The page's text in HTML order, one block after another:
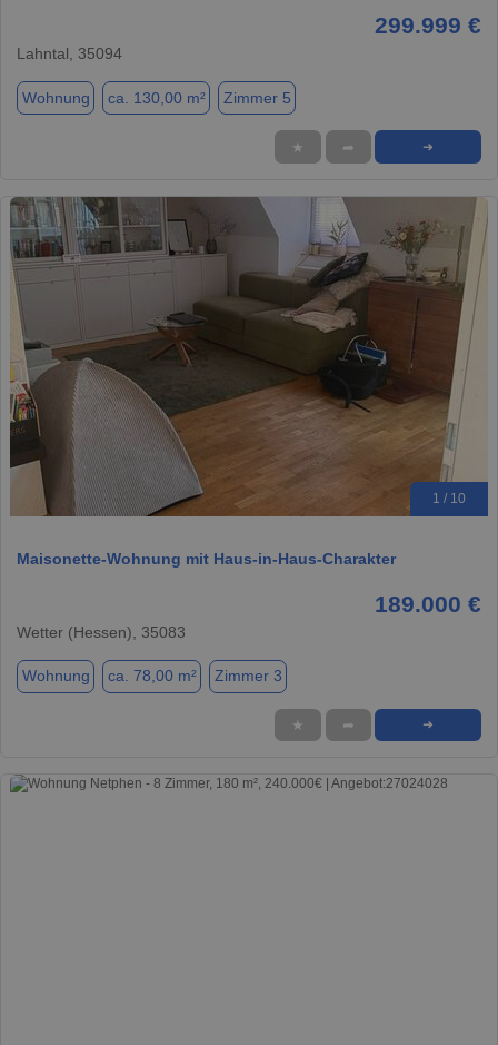
299.999 €
Lahntal, 35094
Wohnung ca. 130,00 m² Zimmer 5
★ ➦ ➜
1 / 10
Maisonette-Wohnung mit Haus-in-Haus-Charakter
189.000 €
Wetter (Hessen), 35083
Wohnung ca. 78,00 m² Zimmer 3
★ ➦ ➜